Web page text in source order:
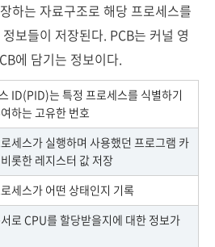
하는 자료구조로 해당 프로세스를
보들이 저장된다. PCB는 커널 영
에 담기는 정보이다.
ID(PID)는 특정 프로세스를 식별하기
하는 고유한 번호
세스가 실행하며 사용했던 프로그램 카
롯한 레지스터 값 저장
세스가 어떤 상태인지 기록
로 CPU를 할당받을지에 대한 정보가